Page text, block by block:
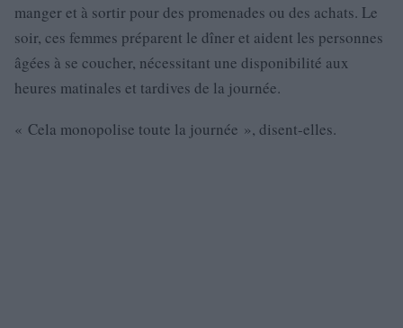
manger et à sortir pour des promenades ou des achats. Le
soir, ces femmes préparent le dîner et aident les personnes
âgées à se coucher, nécessitant une disponibilité aux
heures matinales et tardives de la journée.
« Cela monopolise toute la journée », disent-elles.